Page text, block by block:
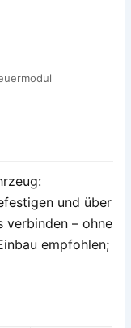
und über
verbinden – ohne
empfohlen;